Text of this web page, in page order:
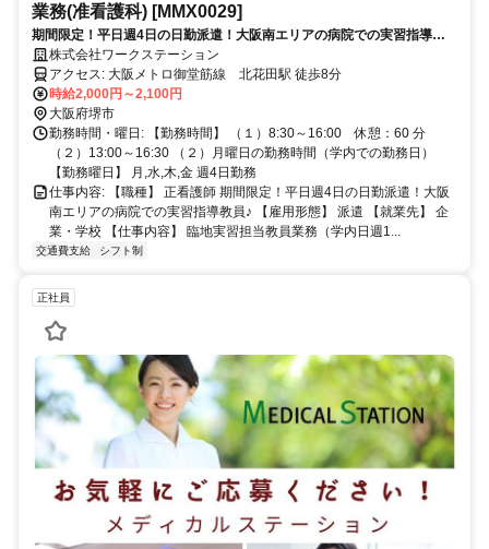
業務(准看護科) [MMX0029]
期間限定！平日週4日の日勤派遣！大阪南エリアの病院での実習指導教
員♪株式会社ワークステーション
アクセス: 大阪メトロ御堂筋線 北花田駅 徒歩8分
時給2,000円～2,100円
大阪府堺市
勤務時間・曜日: 【勤務時間】 （１）8:30～16:00 休憩：60 分
（２）13:00～16:30 （２）月曜日の勤務時間（学内での勤務日）
【勤務曜日】 月,水,木,金 週4日勤務
仕事内容: 【職種】 正看護師 期間限定！平日週4日の日勤派遣！大阪
南エリアの病院での実習指導教員♪ 【雇用形態】 派遣 【就業先】 企
業・学校 【仕事内容】 臨地実習担当教員業務（学内日週1...
交通費支給 シフト制
正社員